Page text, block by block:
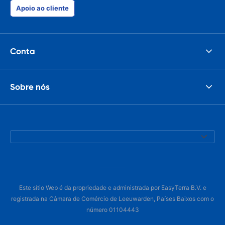
Apoio ao cliente
Conta
Sobre nós
Este sítio Web é da propriedade e administrada por EasyTerra B.V. e
registrada na Câmara de Comércio de Leeuwarden, Países Baixos com o
número 01104443